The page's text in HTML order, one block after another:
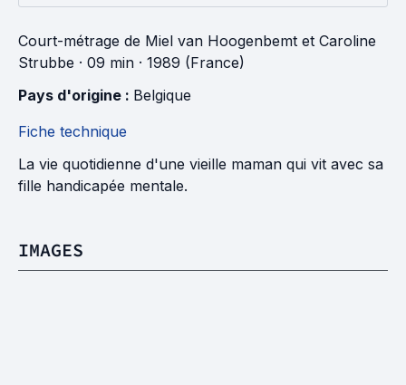
Court-métrage de Miel van Hoogenbemt et Caroline
Strubbe · 09 min · 1989 (France)
Pays d'origine : Belgique
Fiche technique
La vie quotidienne d'une vieille maman qui vit avec sa
fille handicapée mentale.
IMAGES